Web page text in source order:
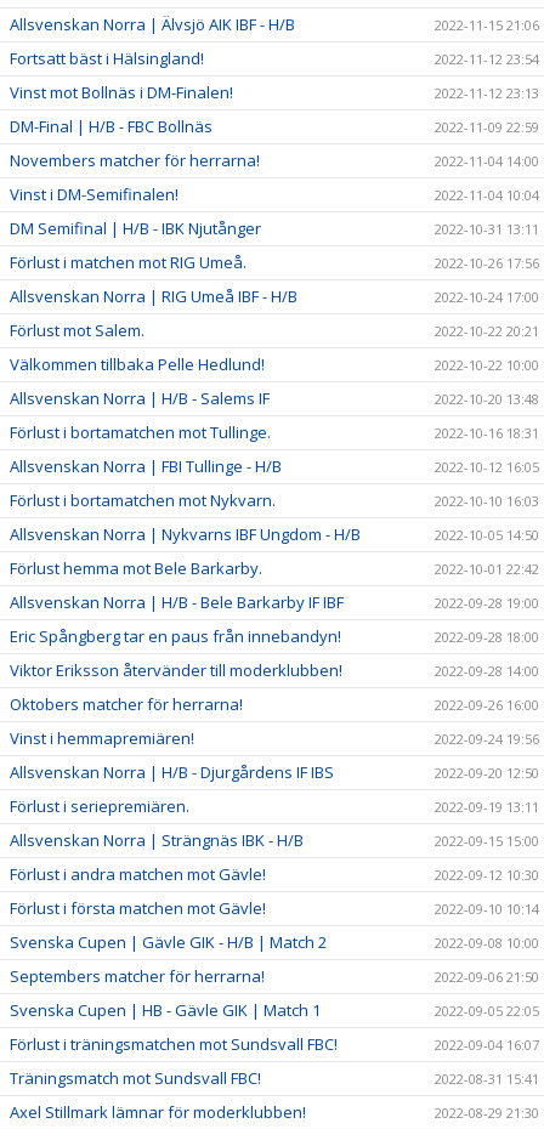
Allsvenskan Norra | Älvsjö AIK IBF - H/B 2022-11-15 21:06
Fortsatt bäst i Hälsingland! 2022-11-12 23:54
Vinst mot Bollnäs i DM-Finalen! 2022-11-12 23:13
DM-Final | H/B - FBC Bollnäs 2022-11-09 22:59
Novembers matcher för herrarna! 2022-11-04 14:00
Vinst i DM-Semifinalen! 2022-11-04 10:04
DM Semifinal | H/B - IBK Njutånger 2022-10-31 13:11
Förlust i matchen mot RIG Umeå. 2022-10-26 17:56
Allsvenskan Norra | RIG Umeå IBF - H/B 2022-10-24 17:00
Förlust mot Salem. 2022-10-22 20:21
Välkommen tillbaka Pelle Hedlund! 2022-10-22 10:00
Allsvenskan Norra | H/B - Salems IF 2022-10-20 13:48
Förlust i bortamatchen mot Tullinge. 2022-10-16 18:31
Allsvenskan Norra | FBI Tullinge - H/B 2022-10-12 16:05
Förlust i bortamatchen mot Nykvarn. 2022-10-10 16:03
Allsvenskan Norra | Nykvarns IBF Ungdom - H/B 2022-10-05 14:50
Förlust hemma mot Bele Barkarby. 2022-10-01 22:42
Allsvenskan Norra | H/B - Bele Barkarby IF IBF 2022-09-28 19:00
Eric Spångberg tar en paus från innebandyn! 2022-09-28 18:00
Viktor Eriksson återvänder till moderklubben! 2022-09-28 14:00
Oktobers matcher för herrarna! 2022-09-26 16:00
Vinst i hemmapremiären! 2022-09-24 19:56
Allsvenskan Norra | H/B - Djurgårdens IF IBS 2022-09-20 12:50
Förlust i seriepremiären. 2022-09-19 13:11
Allsvenskan Norra | Strängnäs IBK - H/B 2022-09-15 15:00
Förlust i andra matchen mot Gävle! 2022-09-12 10:30
Förlust i första matchen mot Gävle! 2022-09-10 10:14
Svenska Cupen | Gävle GIK - H/B | Match 2 2022-09-08 10:00
Septembers matcher för herrarna! 2022-09-06 21:50
Svenska Cupen | HB - Gävle GIK | Match 1 2022-09-05 22:05
Förlust i träningsmatchen mot Sundsvall FBC! 2022-09-04 16:07
Träningsmatch mot Sundsvall FBC! 2022-08-31 15:41
Axel Stillmark lämnar för moderklubben! 2022-08-29 21:30